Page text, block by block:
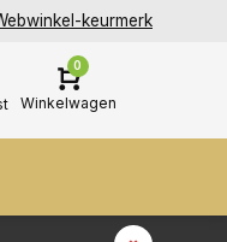
keurmerk
0
Winkelwagen